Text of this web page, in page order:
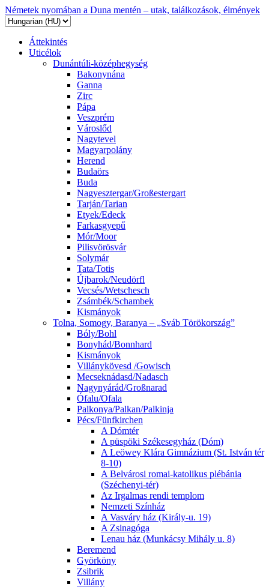
Németek nyomában a Duna mentén – utak, találkozások, élmények
Áttekintés
Uticélok
Dunántúli-középhegység
Bakonynána
Ganna
Zirc
Pápa
Veszprém
Városlőd
Nagytevel
Magyarpolány
Herend
Budaörs
Buda
Nagyesztergar/Großestergart
Tarján/Tarian
Etyek/Edeck
Farkasgyepű
Mór/Moor
Pilisvörösvár
Solymár
Tata/Totis
Újbarok/Neudörfl
Vecsés/Wetschesch
Zsámbék/Schambek
Kismányok
Tolna, Somogy, Baranya – „Sváb Törökország”
Bóly/Bohl
Bonyhád/Bonnhard
Kismányok
Villánykövesd /Gowisch
Mecseknádasd/Nadasch
Nagynyárád/Großnarad
Ófalu/Ofala
Palkonya/Palkan/Palkinja
Pécs/Fünfkirchen
A Dómtér
A püspöki Székesegyház (Dóm)
A Leöwey Klára Gimnázium (St. István tér
8-10)
A Belvárosi romai-katolikus plébánia
(Széchenyi-tér)
Az Irgalmas rendi templom
Nemzeti Színház
A Vasváry ház (Király-u. 19)
A Zsinagóga
Lenau ház (Munkácsy Mihály u. 8)
Beremend
Györköny
Zsibrik
Villány